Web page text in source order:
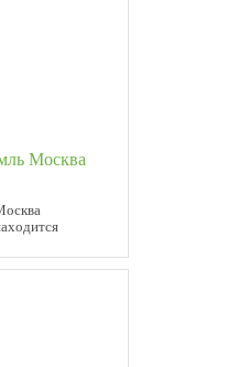
Москва